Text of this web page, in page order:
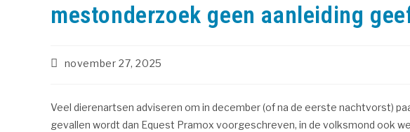
mestonderzoek geen aanleiding
november 27, 2025
Veel dierenartsen adviseren om in december (of na de eerste nachtvorst)
gevallen wordt dan Equest Pramox voorgeschreven, in de volksmond ook